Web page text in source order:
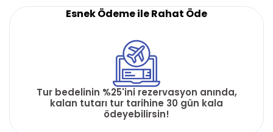
Esnek Ödeme ile Rahat Öde
Tur bedelinin %25'ini rezervasyon anında,
kalan tutarı tur tarihine 30 gün kala
ödeyebilirsin!